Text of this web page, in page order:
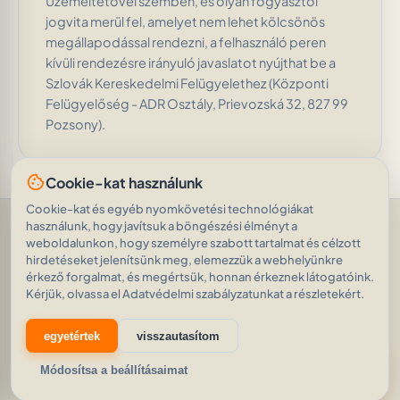
jogvita merül fel, amelyet nem lehet kölcsönös
megállapodással rendezni, a felhasználó peren
kívüli rendezésre irányuló javaslatot nyújthat be a
Szlovák Kereskedelmi Felügyelethez (Központi
Felügyelőség - ADR Osztály, Prievozská 32, 827 99
Pozsony).
Segítség és támogatás•Kérdések•Értékelések
Kérdezd meg az AI-t•Felhasználási feltételek•
Személyes adatok védelme•RSS-hírcsatorna
© 2026AVEINO | auto_awesome Intelligens hirdetés az AI-val |
1.8.2
eco
Csökkentjük digitális szénlábnyomunkat.
meg többet
cookieCookie-kat használunk
Cookie-kat és egyéb nyomkövetési technológiákat
használunk, hogy javítsuk a böngészési élményt a
weboldalunkon, hogy személyre szabott tartalmat és célzott
hirdetéseket jelenítsünk meg, elemezzük a webhelyünkre
érkező forgalmat, és megértsük, honnan érkeznek látogatóink.
Kérjük, olvassa el Adatvédelmi szabályzatunkat a részletekért.
egyetértek visszautasítom
Módosítsa a beállításaimat